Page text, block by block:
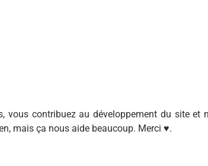
vous contribuez au développement du site et
mais ça nous aide beaucoup. Merci ♥.